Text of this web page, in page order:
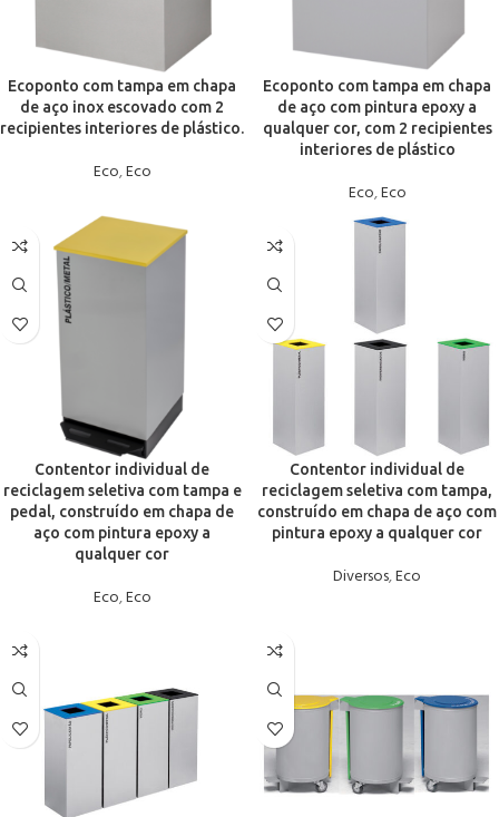
Ecoponto com tampa em chapa
de aço inox escovado com 2
recipientes interiores de plástico.
Eco,Eco
Ecoponto com tampa em chapa
de aço com pintura epoxy a
qualquer cor, com 2 recipientes
interiores de plástico
Eco,Eco
Contentor individual de
reciclagem seletiva com tampa e
pedal, construído em chapa de
aço com pintura epoxy a
qualquer cor
Eco,Eco
Contentor individual de
reciclagem seletiva com tampa,
construído em chapa de aço com
pintura epoxy a qualquer cor
Diversos,Eco